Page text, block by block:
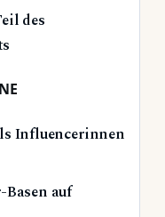
des
Influencerinnen
auf